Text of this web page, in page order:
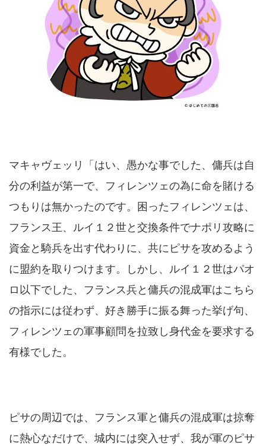
マキャヴェッリ「はい、愚かな事でした、傭兵は自
分の利益が第一で、フィレンツェの為に命を賭ける
つもりは無かったのです。困ったフィレンツェは、
フランス王、ルイ１２世と交換条件でナポリ攻略に
資金と騎兵を出す代わりに、共にピサを攻めるよう
に盟約を取りつけます。しかし、ルイ１２世はパオ
ロ以下でした、フランス兵と傭兵の混成軍はこちら
の指示には従わず、好き勝手に振る舞った挙げ句、
フィレンツェの軍事顧問を拉致し身代金を要求する
有様でした。
ピサの周辺では、フランス軍と傭兵の混成軍は掠奪
に熱心なだけで、城内には突入せず、我が軍のピサ